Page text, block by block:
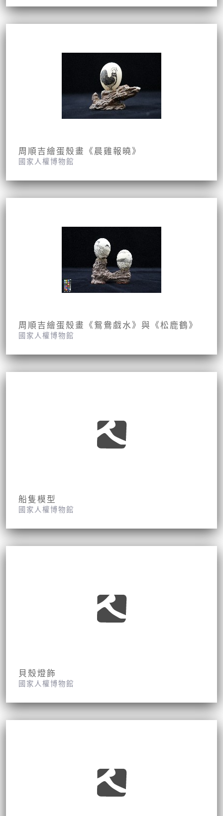
周順吉繪蛋殼畫《晨雞報曉》
國家人權博物館
周順吉繪蛋殼畫《鴛鴦戲水》與《松鹿鶴》
國家人權博物館
船隻模型
國家人權博物館
貝殼燈飾
國家人權博物館